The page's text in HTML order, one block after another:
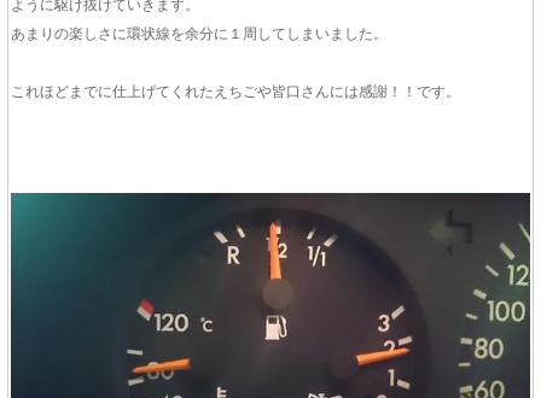
ように駆け抜けていきます。
あまりの楽しさに環状線を余分に１周してしまいました。
これほどまでに仕上げてくれたえちごや皆口さんには感謝！！です。